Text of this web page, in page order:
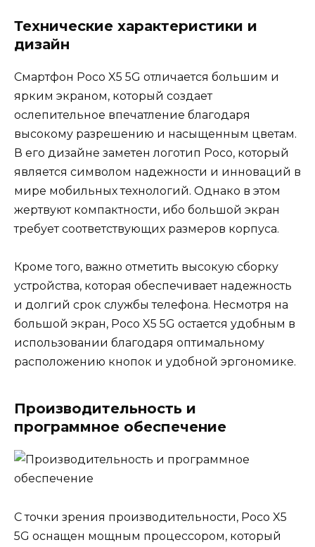
Технические характеристики и
дизайн
Смартфон Poco X5 5G отличается большим и
ярким экраном, который создает
ослепительное впечатление благодаря
высокому разрешению и насыщенным цветам.
В его дизайне заметен логотип Poco, который
является символом надежности и инноваций в
мире мобильных технологий. Однако в этом
жертвуют компактности, ибо большой экран
требует соответствующих размеров корпуса.
Кроме того, важно отметить высокую сборку
устройства, которая обеспечивает надежность
и долгий срок службы телефона. Несмотря на
большой экран, Poco X5 5G остается удобным в
использовании благодаря оптимальному
расположению кнопок и удобной эргономике.
Производительность и
программное обеспечение
С точки зрения производительности, Poco X5
5G оснащен мощным процессором, который